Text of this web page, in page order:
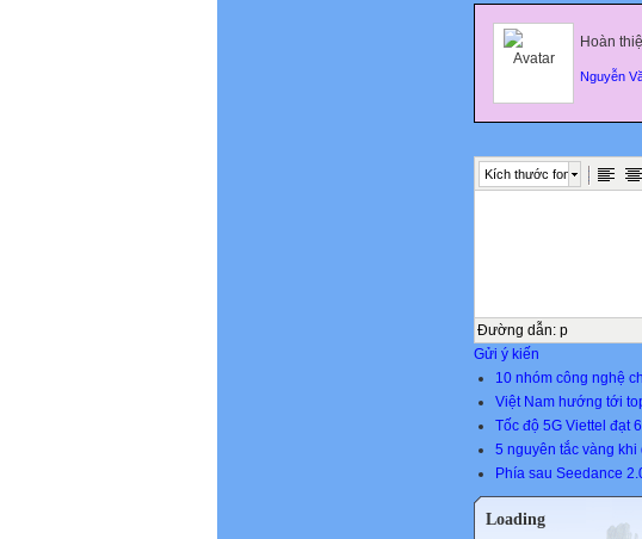
Hoàn
Nguyễn
Kích thước font
Đường dẫn: p
Gửi ý kiến
10 nhóm công nghệ
Việt Nam hướng tới
Tốc độ 5G Viettel đạt
5 nguyên tắc vàng khi
Phía sau Seedance
Loading